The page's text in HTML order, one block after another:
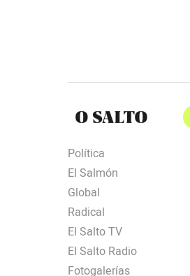
Política
El Salmón
Global
Radical
El Salto TV
El Salto Radio
Fotogalerías